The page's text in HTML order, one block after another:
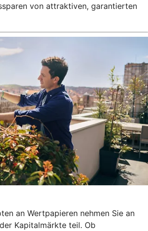
von attraktiven, garantierten
an Wertpapieren nehmen Sie an
Kapitalmärkte teil. Ob